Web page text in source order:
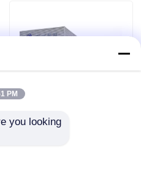
Becker Pump Chain
PM
you looking